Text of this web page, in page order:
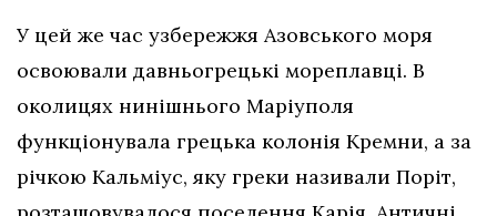
У цей же час узбережжя Азовського моря
освоювали давньогрецькі мореплавці. В
околицях нинішнього Маріуполя
функціонувала грецька колонія Кремни, а за
річкою Кальміус, яку греки називали Поріт,